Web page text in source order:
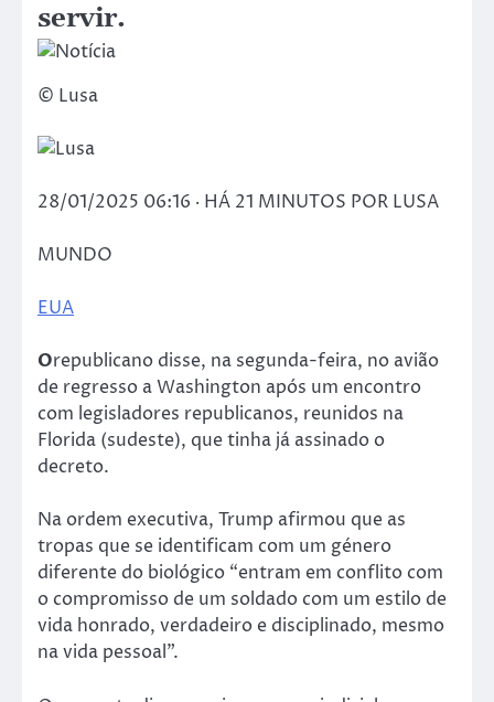
servir.
© Lusa
28/01/2025 06:16 ‧ HÁ 21 MINUTOS POR LUSA
MUNDO
EUA
Orepublicano disse, na segunda-feira, no avião
de regresso a Washington após um encontro
com legisladores republicanos, reunidos na
Florida (sudeste), que tinha já assinado o
decreto.
Na ordem executiva, Trump afirmou que as
tropas que se identificam com um género
diferente do biológico “entram em conflito com
o compromisso de um soldado com um estilo de
vida honrado, verdadeiro e disciplinado, mesmo
na vida pessoal”.